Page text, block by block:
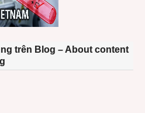
trên Blog – About content